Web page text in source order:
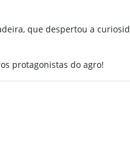
que despertou a
protagonistas do agro!